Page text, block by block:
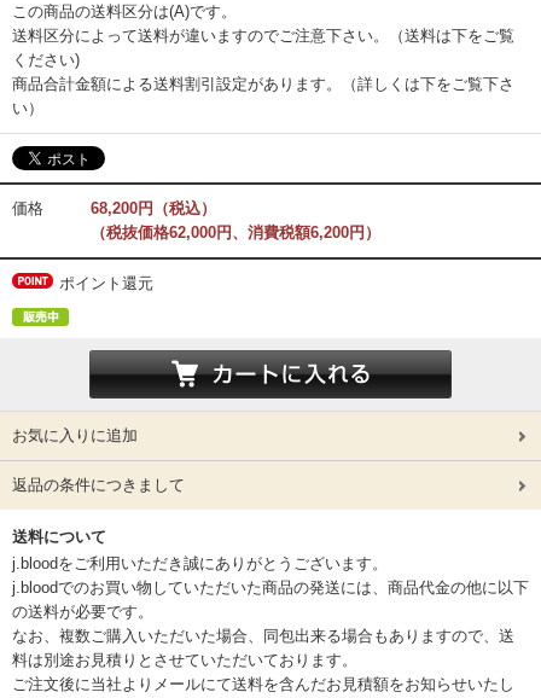
この商品の送料区分は(A)です。
送料区分によって送料が違いますのでご注意下さい。（送料は下をご覧
ください)
商品合計金額による送料割引設定があります。（詳しくは下をご覧下さ
い）
価格
68,200円（税込）
（税抜価格62,000円、消費税額6,200円）
ポイント還元
お気に入りに追加
返品の条件につきまして
送料について
j.bloodをご利用いただき誠にありがとうございます。
j.bloodでのお買い物していただいた商品の発送には、商品代金の他に以下
の送料が必要です。
なお、複数ご購入いただいた場合、同包出来る場合もありますので、送
料は別途お見積りとさせていただいております。
ご注文後に当社よりメールにて送料を含んだお見積額をお知らせいたし